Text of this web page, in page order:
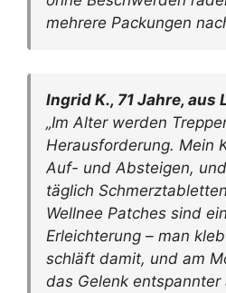
mehrere Packungen
Ingrid K., 71 Jahre, aus
„Im Alter werden
Herausforderung. Mein
Auf- und Absteigen,
täglich
Wellnee Patches sind
Erleichterung – man
schläft damit, und am
das Gelenk entspannter